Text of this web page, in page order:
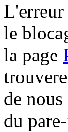
L'erreur
le
la page
de
du